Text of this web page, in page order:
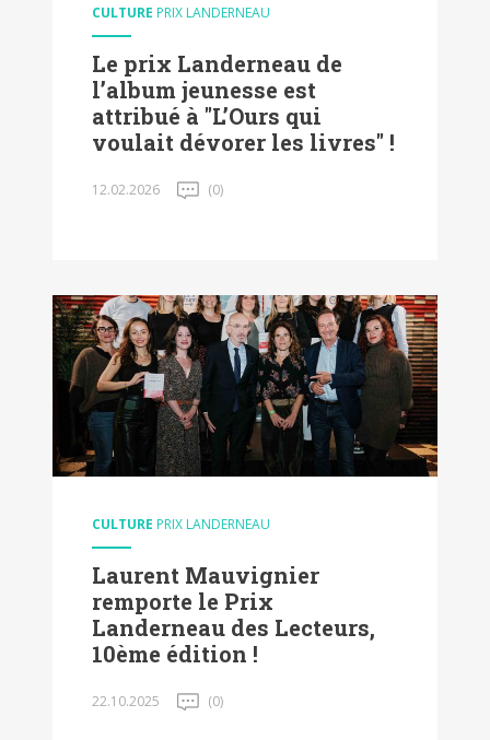
CULTURE PRIX LANDERNEAU
Le prix Landerneau de
l’album jeunesse est
attribué à "L’Ours qui
voulait dévorer les livres" !
12.02.2026 (0)
CULTURE PRIX LANDERNEAU
Laurent Mauvignier
remporte le Prix
Landerneau des Lecteurs,
10ème édition !
22.10.2025 (0)